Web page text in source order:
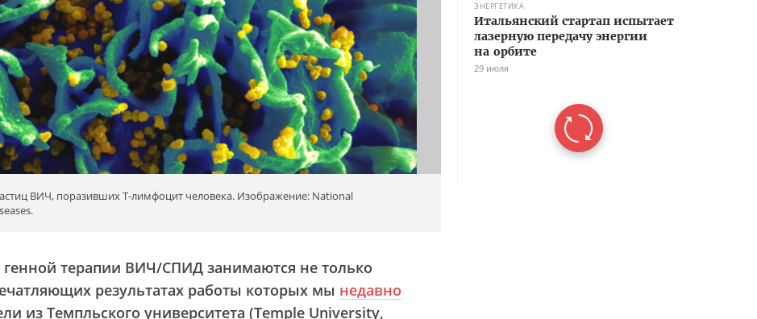
ВИЧ, поразивших Т-лимфоцит человека. Изображение: National
терапии ВИЧ/СПИД занимаются не только
результатах работы которых мы недавно
из Темпльского университета (Temple University,
ЭНЕРГЕТИКА
Итальянский стартап испытает
лазерную передачу энергии
на орбите
29 июля